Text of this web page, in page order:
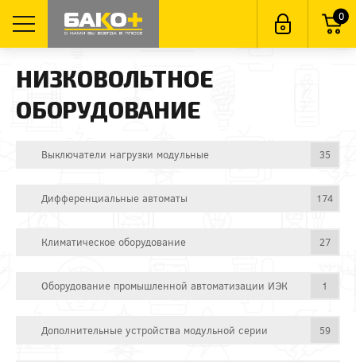
0
НИЗКОВОЛЬТНОЕ
ОБОРУДОВАНИЕ
Выключатели нагрузки модульные 35
Дифференциальные автоматы 174
Климатическое оборудование 27
Оборудование промышленной автоматизации ИЭК 1
Дополнительные устройства модульной серии 59